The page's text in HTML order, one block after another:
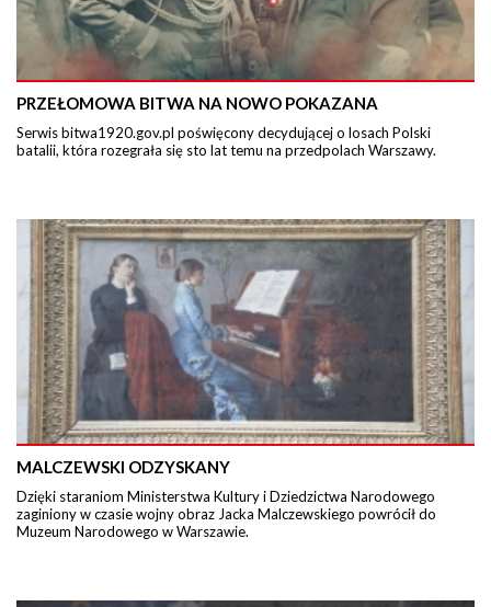
PRZEŁOMOWA BITWA NA NOWO POKAZANA
Serwis bitwa1920.gov.pl poświęcony decydującej o losach Polski
batalii, która rozegrała się sto lat temu na przedpolach Warszawy.
MALCZEWSKI ODZYSKANY
Dzięki staraniom Ministerstwa Kultury i Dziedzictwa Narodowego
zaginiony w czasie wojny obraz Jacka Malczewskiego powrócił do
Muzeum Narodowego w Warszawie.